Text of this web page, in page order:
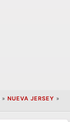
» NUEVA JERSEY »